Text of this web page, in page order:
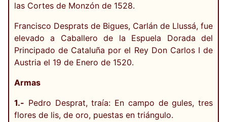
las Cortes de Monzón de 1528.
Francisco Desprats de Bigues, Carlán de Llussá, fue
elevado a Caballero de la Espuela Dorada del
Principado de Cataluña por el Rey Don Carlos I de
Austria el 19 de Enero de 1520.
Armas
1.- Pedro Desprat, traía: En campo de gules, tres
flores de lis, de oro, puestas en triángulo.